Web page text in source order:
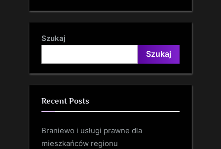
Szukaj
Szukaj
Recent Posts
Braniewo i usługi prawne dla
mieszkańców regionu